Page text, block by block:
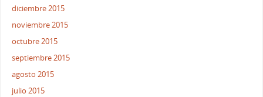
diciembre 2015
noviembre 2015
octubre 2015
septiembre 2015
agosto 2015
julio 2015